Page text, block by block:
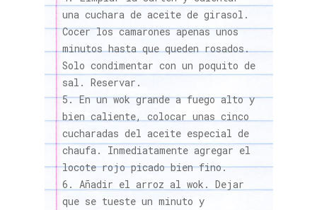
una cuchara de aceite de girasol.
Cocer los camarones apenas unos
minutos hasta que queden rosados.
Solo condimentar con un poquito de
sal. Reservar.
En un wok grande a fuego alto y
bien caliente, colocar unas cinco
cucharadas del aceite especial de
chaufa. Inmediatamente agregar el
locote rojo picado bien fino.
Añadir el arroz al wok. Dejar
que se tueste un minuto y